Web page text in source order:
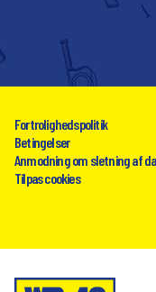
Fortrolighedspolitik
Betingelser
Anmodning om sletning af
Tilpas cookies